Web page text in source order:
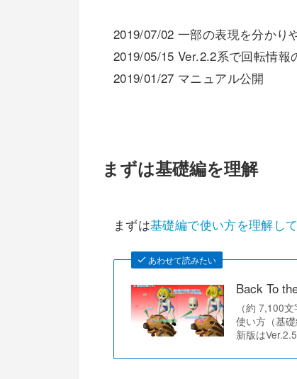
2019/07/02 一部の表現を分かり
2019/05/15 Ver.2.2系で回転情報
2019/01/27 マニュアル公開
まずは基礎編を理解
まずは基礎編で使い方を理解して
あわせて読みたい
Back To
（約 7,100
使い方（基
新版は